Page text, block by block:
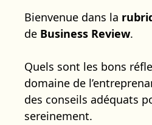
Bienvenue dans la
de Business Review.
Quels sont les bons
domaine de
des conseils adéquats
sereinement.